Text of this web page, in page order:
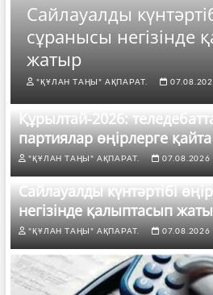
Сайлауалды
сұранысы негізінде
жатыр
"ҚҰЛАН ТАҢЫ" АҚПАРАТ.
Құрылтай-2026:
партиялар өңірлерге
"ҚҰЛАН ТАҢЫ" АҚПАРАТ. 07.08.2026
Сайлауалды күнтәртібі
негізінде қалыптасып
"ҚҰЛАН ТАҢЫ" АҚПАРАТ. 07.08.2026